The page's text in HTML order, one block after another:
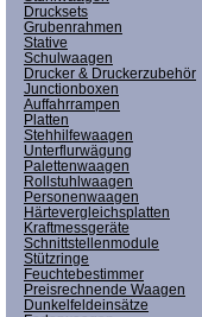
Drucksets
Grubenrahmen
Stative
Schulwaagen
Drucker & Druckerzubehör
Junctionboxen
Auffahrrampen
Platten
Stehhilfewaagen
Unterflurwägung
Palettenwaagen
Rollstuhlwaagen
Personenwaagen
Härtevergleichsplatten
Kraftmessgeräte
Schnittstellenmodule
Stützringe
Feuchtebestimmer
Preisrechnende Waagen
Dunkelfeldeinsätze